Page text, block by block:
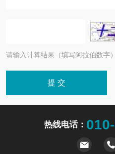
请输入计算结果（填写阿拉伯数字
热线电话：